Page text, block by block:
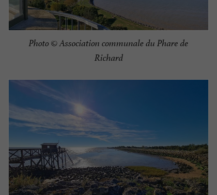
Photo © Association communale du Phare de
Richard